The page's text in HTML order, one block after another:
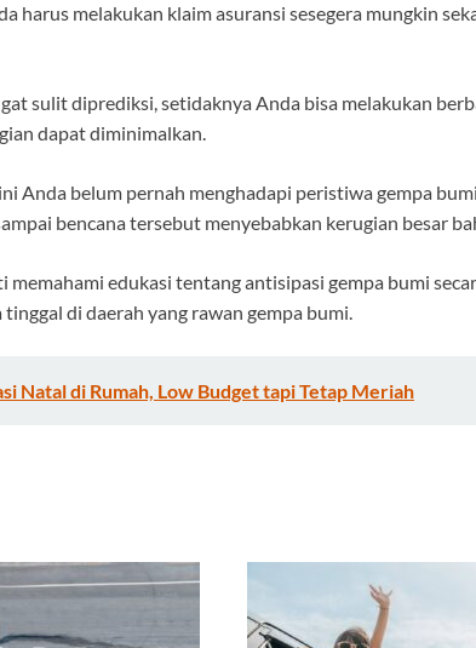
harus melakukan klaim asuransi sesegera mungkin
sulit diprediksi, setidaknya Anda bisa melakukan
dapat diminimalkan.
Anda belum pernah menghadapi peristiwa gempa
bencana tersebut menyebabkan kerugian besar
memahami edukasi tentang antisipasi gempa bumi
di daerah yang rawan gempa bumi.
Natal di Rumah, Low Budget tapi Tetap Meriah